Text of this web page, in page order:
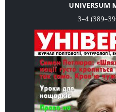
UNIVERSUM
3–4